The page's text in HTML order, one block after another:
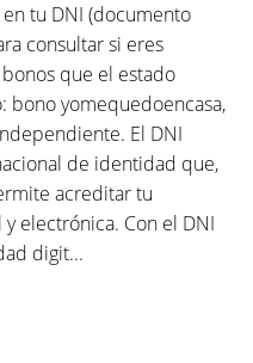
tu DNI (documento
consultar si eres
que el estado
bono yomequedoencasa,
El DNI
de identidad que,
acreditar tu
electrónica. Con el DNI
digit...